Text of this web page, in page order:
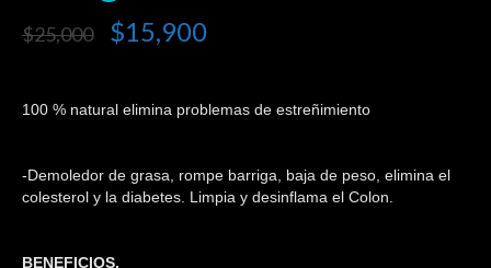
$25,000 $15,900
100 % natural elimina problemas de estreñimiento
-Demoledor de grasa, rompe barriga, baja de peso, elimina el
colesterol y la diabetes. Limpia y desinflama el Colon.
BENEFICIOS.